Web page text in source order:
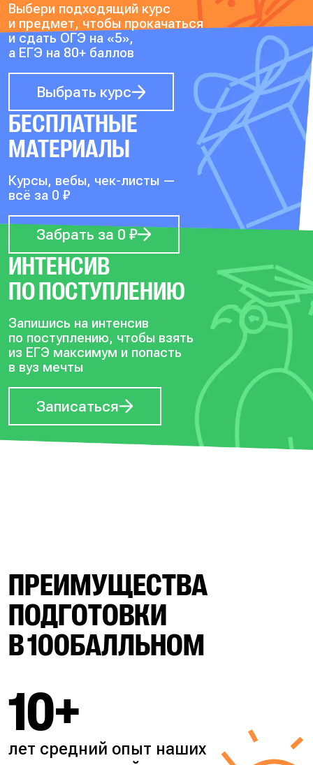
Выбери подходящий курс
и предмет, чтобы прокачаться
и сдать ОГЭ на «5»,
а ЕГЭ на 80+ баллов
Выбрать курс
БЕСПЛАТНЫЕ
МАТЕРИАЛЫ
Курсы, вебы, чек-листы —
всё за 0 ₽
Забрать за 0 ₽
ИНТЕНСИВ
ПО ПОСТУПЛЕНИЮ
Запишись на интенсив
по поступлению, чтобы взять
из ЕГЭ максимум и попасть
в вуз мечты
Записаться
ПРЕИМУЩЕСТВА
ПОДГОТОВКИ
В 100БАЛЛЬНОМ
10+
лет средний опыт наших